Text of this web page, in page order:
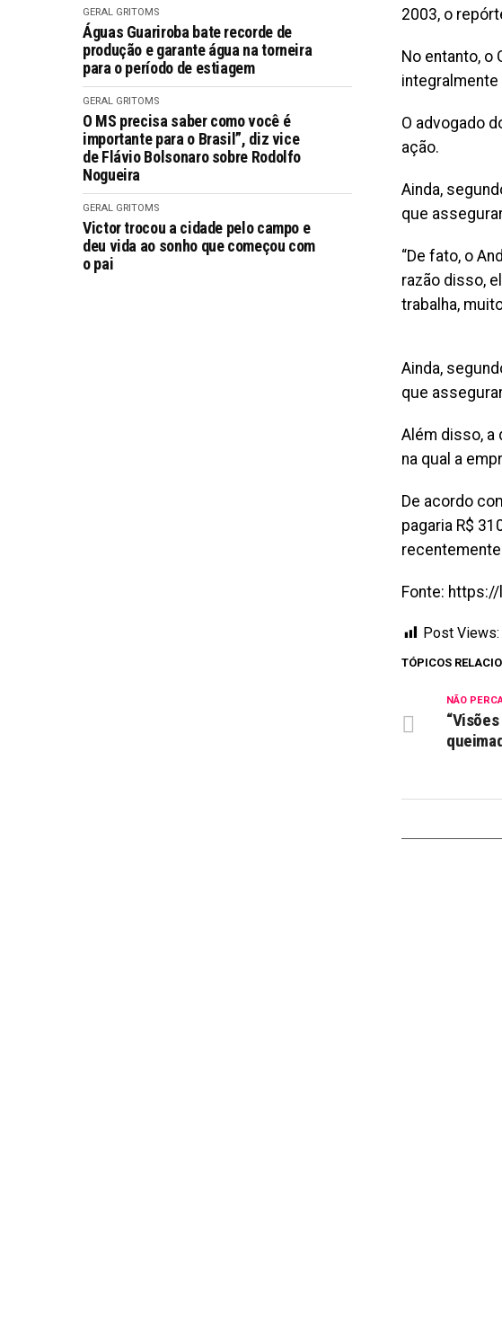
GERAL GRITOMS
Águas Guariroba bate recorde de
produção e garante água na torneira
para o período de estiagem
GERAL GRITOMS
O MS precisa saber como você é
importante para o Brasil”, diz vice
de Flávio Bolsonaro sobre Rodolfo
Nogueira
GERAL GRITOMS
Victor trocou a cidade pelo campo e
deu vida ao sonho que começou com
o pai
2003, o
No entanto, o
integralmente
O advogado
ação.
Ainda,
que
“De fato, o
razão disso,
trabalha,
Ainda,
que
Além disso, a
na qual a
De acordo
pagaria R$
Fonte:
Post Views:
TÓPICOS
NÃO